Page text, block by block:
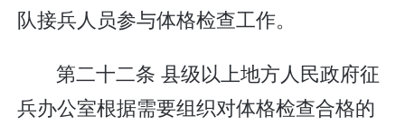
队接兵人员参与体格检查工作。
第二十二条 县级以上地方人民政府征
兵办公室根据需要组织对体格检查合格的